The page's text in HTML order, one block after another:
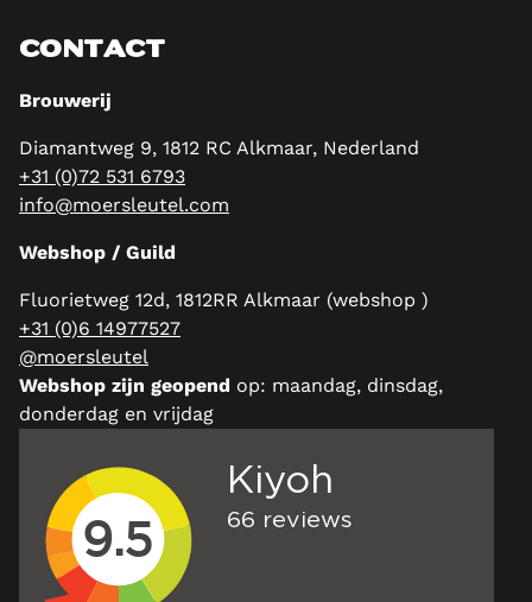
CONTACT
Brouwerij
Diamantweg 9, 1812 RC Alkmaar, Nederland
+31 (0)72 531 6793
info@moersleutel.com
Webshop / Guild
Fluorietweg 12d, 1812RR Alkmaar (webshop )
+31 (0)6 14977527
@moersleutel
Webshop zijn geopend op: maandag, dinsdag,
donderdag en vrijdag